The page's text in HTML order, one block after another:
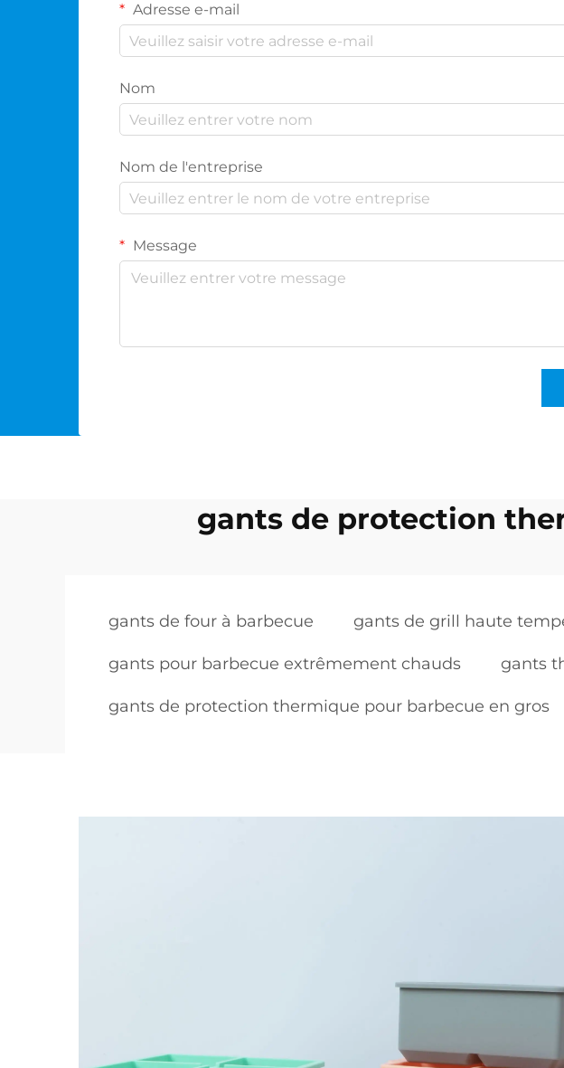
Adresse e-mail
Nom
Nom de l'entreprise
Message
gants de protection
gants de four à barbecue gants de grill haute
gants pour barbecue extrêmement chauds gants
gants de protection thermique pour barbecue en gros